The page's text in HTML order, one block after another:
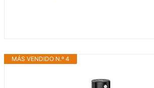
MÁS VENDIDO N.º 4